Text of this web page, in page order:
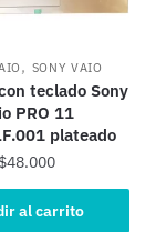
, SONY VAIO
teclado Sony
PRO 11
plateado
$48.000
al carrito